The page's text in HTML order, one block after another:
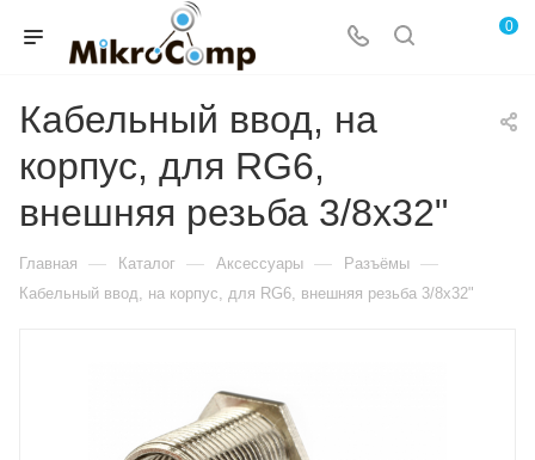
0
Кабельный ввод, на
корпус, для RG6,
внешняя резьба 3/8х32"
Главная — Каталог — Аксессуары — Разъёмы —
Кабельный ввод, на корпус, для RG6, внешняя резьба 3/8х32"